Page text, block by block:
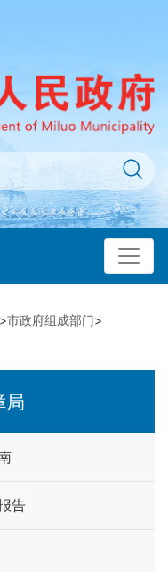
>市政府组成部门>
局
告